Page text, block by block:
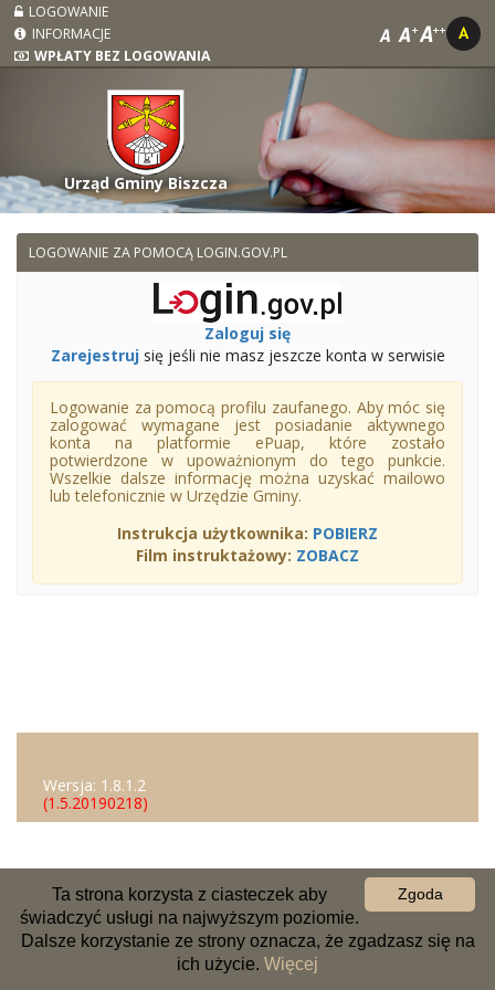
LOGOWANIE
INFORMACJE
WPŁATY BEZ LOGOWANIA
Urząd Gminy Biszcza
LOGOWANIE ZA POMOCĄ LOGIN.GOV.PL
Zaloguj się
Zarejestruj się jeśli nie masz jeszcze konta w serwisie
Logowanie za pomocą profilu zaufanego. Aby móc się
zalogować wymagane jest posiadanie aktywnego
konta na platformie ePuap, które zostało
potwierdzone w upoważnionym do tego punkcie.
Wszelkie dalsze informację można uzyskać mailowo
lub telefonicznie w Urzędzie Gminy.
Instrukcja użytkownika: POBIERZ
Film instruktażowy: ZOBACZ
Wersja: 1.8.1.2
(1.5.20190218)
Zgoda
Ta strona korzysta z ciasteczek aby
świadczyć usługi na najwyższym poziomie.
Dalsze korzystanie ze strony oznacza, że zgadzasz się na
ich użycie. Więcej